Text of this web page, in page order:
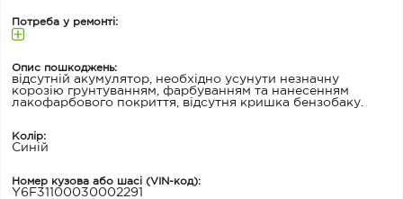
Потреба у ремонті:
Опис пошкоджень:
відсутній акумулятор, необхідно усунути незначну
корозію грунтуванням, фарбуванням та нанесенням
лакофарбового покриття, відсутня кришка бензобаку.
Колір:
Синій
Номер кузова або шасі (VIN-код):
Y6F31100030002291